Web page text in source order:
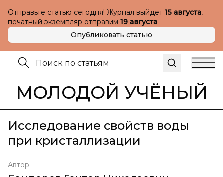
Отправьте статью сегодня! Журнал выйдет 15 августа,
печатный экземпляр отправим 19 августа
Опубликовать статью
МОЛОДОЙ УЧЁНЫЙ
Исследование свойств воды
при кристаллизации
Автор